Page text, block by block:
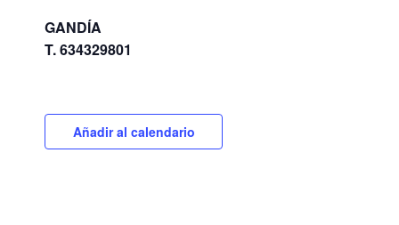
GANDÍA
T. 634329801
Añadir al calendario